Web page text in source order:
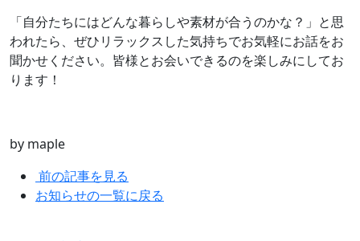
「自分たちにはどんな暮らしや素材が合うのかな？」と思
われたら、ぜひリラックスした気持ちでお気軽にお話をお
聞かせください。皆様とお会いできるのを楽しみにしてお
ります！
by maple
前の記事を見る
お知らせの一覧に戻る